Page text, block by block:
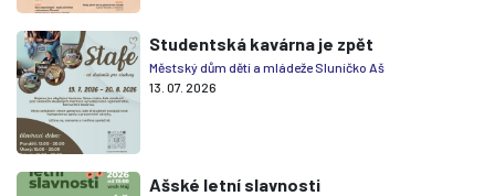
Studentská kavárna je zpět
Městský dům dětí a mládeže Sluníčko Aš
13. 07. 2026
Ašské letní slavnosti